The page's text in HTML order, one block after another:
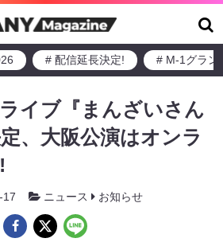
# 配信延長決定! # M-1グラン
イブ『まんざいさん
、大阪公演はオンラ
17 ニュース お知らせ